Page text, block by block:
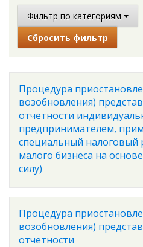
Фильтр по категориям
Сбросить фильтр
Процедура
возобновления)
отчетности
предпринимателем,
специальный налоговый
малого бизнеса на
силу)
Процедура
возобновления)
отчетности